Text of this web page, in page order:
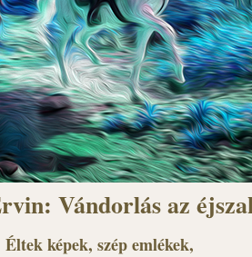
Vándorlás az
Éltek képek, szép emlékek,